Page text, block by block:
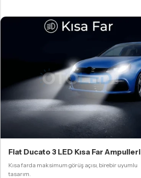
Fiat Ducato 3 LED Kısa Far Ampulleri
Kısa farda maksimum görüş açısı, birebir uyumlu
tasarım.